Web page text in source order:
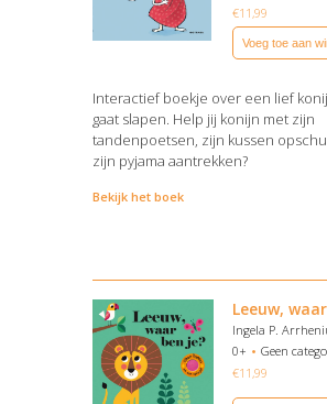
€11,99
Voeg toe aan
Interactief boekje over een lief
gaat slapen. Help jij konijn met zijn
tandenpoetsen, zijn kussen
zijn pyjama aantrekken?
Bekijk het boek
Leeuw,
Ingela P.
0+
Geen
€11,99